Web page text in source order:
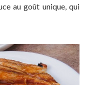
au goût unique, qui